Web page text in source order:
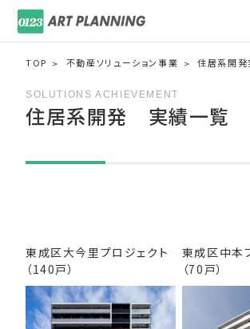
TOP 不動産ソリューション事業 住居系開発
SOLUTIONS ACHIEVEMENT
住居系開発 実績一覧
東成区大今里プロジェクト
（140戸）
東成区中本
（70戸）